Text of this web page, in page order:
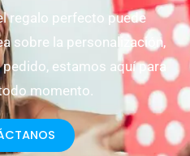
regalo perfecto puede
sobre la personalización,
estamos aquí para
momento.